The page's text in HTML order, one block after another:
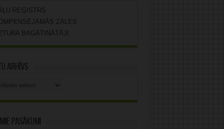
REĢISTRS
ZĀLES
BAGĀTINĀTĀJI
arhīvs
pasākumi